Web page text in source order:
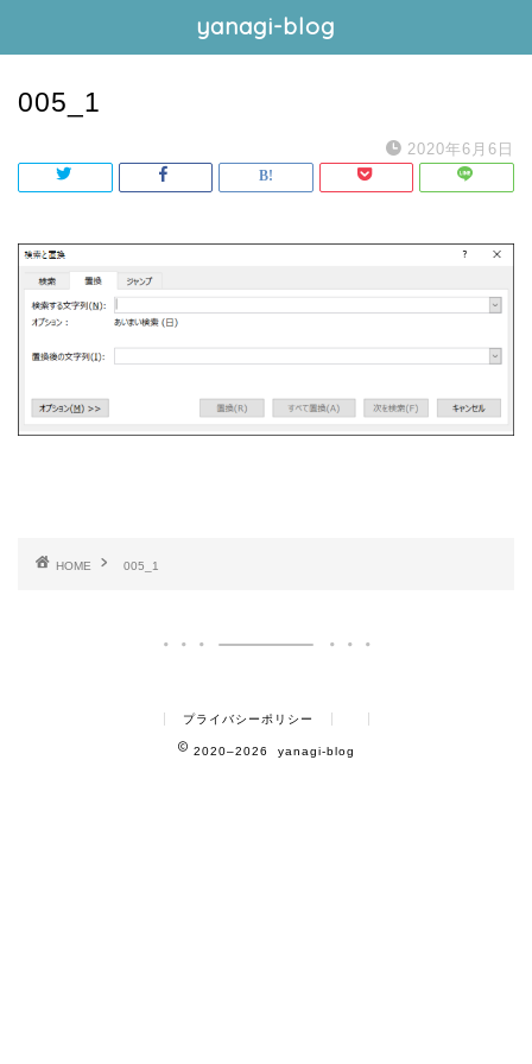
yanagi-blog
005_1
2020年6月6日
HOME 005_1
プライバシーポリシー
2020–2026 yanagi-blog